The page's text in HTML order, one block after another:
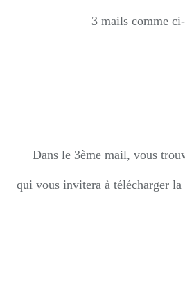
3 mails comme
Dans le 3ème mail, vous
qui vous invitera à télécharger